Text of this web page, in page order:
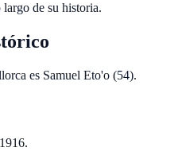
de su historia.
es Samuel Eto'o (54).